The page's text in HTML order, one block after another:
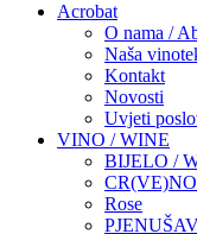
Acrobat
O nama /
Naša
Kontakt
Novosti
Uvjeti
VINO / WINE
BIJELO /
Rose